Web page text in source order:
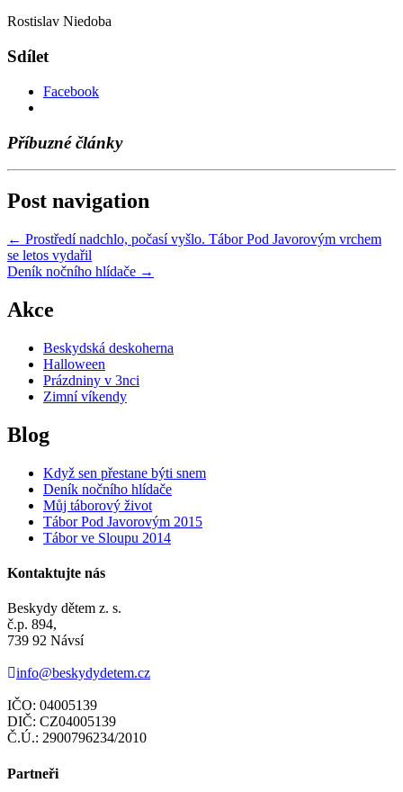
Rostislav Niedoba
Sdílet
Facebook
Příbuzné články
Post navigation
← Prostředí nadchlo, počasí vyšlo. Tábor Pod Javorovým vrchem
se letos vydařil
Deník nočního hlídače →
Akce
Beskydská deskoherna
Halloween
Prázdniny v 3nci
Zimní víkendy
Blog
Když sen přestane býti snem
Deník nočního hlídače
Můj táborový život
Tábor Pod Javorovým 2015
Tábor ve Sloupu 2014
Kontaktujte nás
Beskydy dětem z. s.
č.p. 894,
739 92 Návsí
info@beskydydetem.cz
IČO: 04005139
DIČ: CZ04005139
Č.Ú.: 2900796234/2010
Partneři